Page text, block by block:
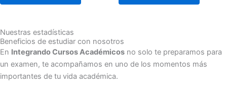
Nuestras estadísticas
Beneficios de estudiar con nosotros
En Integrando Cursos Académicos no solo te preparamos para
un examen, te acompañamos en uno de los momentos más
importantes de tu vida académica.